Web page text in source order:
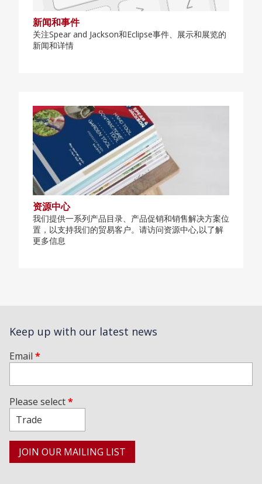
新闻和事件
关注Spear and Jackson和Eclipse事件、展示和展览的
新闻和详情
资源中心
我们提供一系列产品目录、产品促销和销售解决方案位
置，以支持我们的贸易客户。请访问资源中心,以了解
更多信息
Keep up with our latest news
Email *
Please select*